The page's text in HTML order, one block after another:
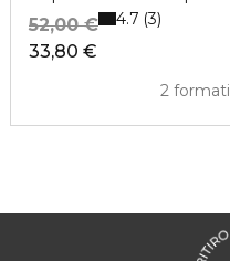
33,80 €
52,00 €
2 formati
4.7 3